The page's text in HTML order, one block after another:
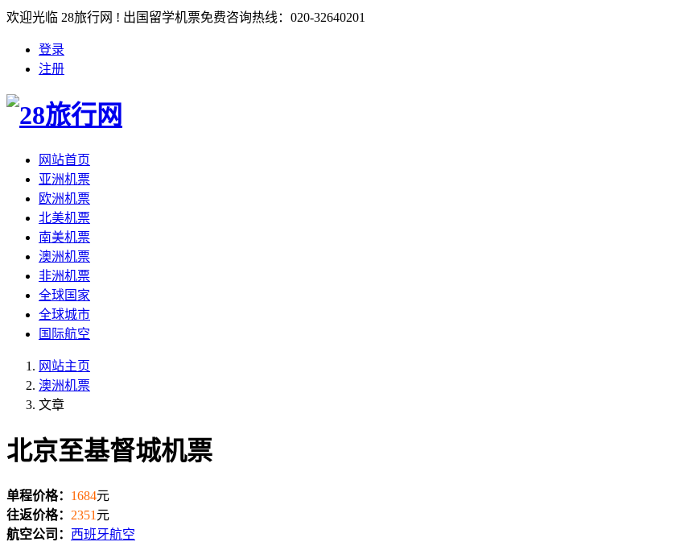
欢迎光临 28旅行网 ! 出国留学机票免费咨询热线：020-32640201
登录
注册
网站首页
亚洲机票
欧洲机票
北美机票
南美机票
澳洲机票
非洲机票
全球国家
全球城市
国际航空
网站主页
澳洲机票
文章
北京至基督城机票
单程价格： 1684元
往返价格： 2351 元
航空公司： 西班牙航空